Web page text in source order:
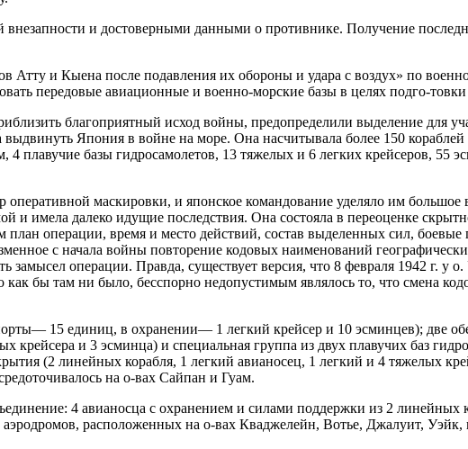
и достоверными данными о противнике. Получение
Атту и Кыена после подавления их обороны и удара с воздух» по
передовые авиационные и военно-морские базы в целях подго-
благоприятный исход войны, предопределили выделение для
Япония в войне на море. Она насчитывала более 150
4 плавучие базы гидросамолетов, 13 тяжелых и 6 легких крейсеров, 55
оперативной маскировки, и японское командование уделяло им
и имела далеко идущие последствия. Она состояла в переоценке
операции, время и место действий, состав выделенных сил,
с начала войны повторение кодовых наименований
операции. Правда, существует версия, что 8 февраля 1942 г. у
как бы там ни было, бесспорно недопустимым являлось то, что смена
15 единиц, в охранении— 1 легкий крейсер и 10 эсминцев); две
крейсера и 3 эсминца) и специальная группа из двух плавучих баз
(2 линейных корабля, 1 легкий авианосец, 1 легкий и 4 тяжелых
на о-вах Сайпан и Гуам.
4 авианосца с охранением и силами поддержки из 2 линейных
аэродромов, расположенных на о-вах Кваджелейн, Вотье, Джалуит, Уэйк,